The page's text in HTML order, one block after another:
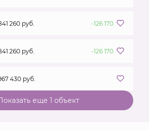
260 руб. -126 170
260 руб. -126 170
430 руб.
еще 1 объект